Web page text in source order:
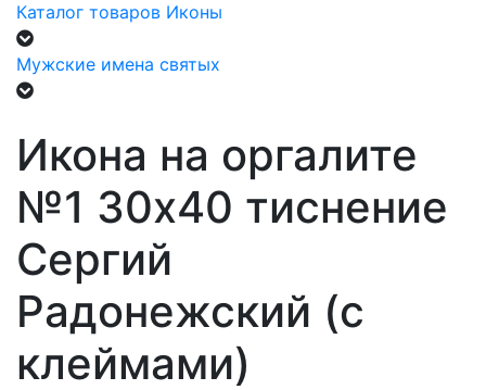
Каталог товаров Иконы
Мужские имена святых
Икона на оргалите
№1 30х40 тиснение
Сергий
Радонежский (с
клеймами)